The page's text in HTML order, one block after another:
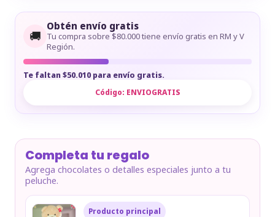
🚚
Obtén envío gratis
Tu compra sobre $80.000 tiene envío gratis en RM y V
Región.
Te faltan $50.010 para envío gratis.
Código: ENVIOGRATIS
Completa tu regalo
Agrega chocolates o detalles especiales junto a tu
peluche.
Producto principal